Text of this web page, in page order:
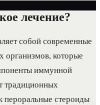
лечение?
собой современные
организмов, которые
иммунной
традиционных
пероральные стероиды